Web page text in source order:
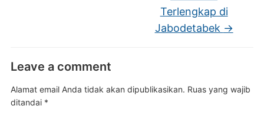
Terlengkap di
Jabodetabek →
Leave a comment
Alamat email Anda tidak akan dipublikasikan. Ruas yang wajib
ditandai *